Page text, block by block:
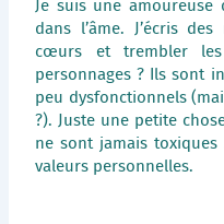
Je suis une
dans l’âme. J’écris
cœurs et trembler
personnages ? Ils sont
peu dysfonctionnels
?). Juste une petite
ne sont jamais toxiques
valeurs personnelles.